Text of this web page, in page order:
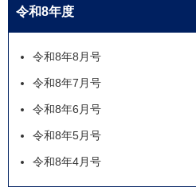
令和8年度
令和8年8月号
令和8年7月号
令和8年6月号
令和8年5月号
令和8年4月号